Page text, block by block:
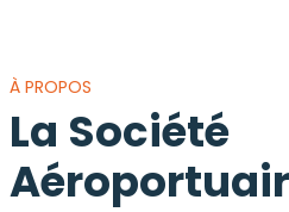
À PROPOS
La Société